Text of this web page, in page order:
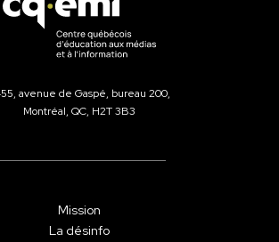
avenue de Gaspé, bureau 200,
Montréal, QC, H2T 3B3
Mission
La désinfo